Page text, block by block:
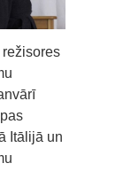
režisores
Itālijā un